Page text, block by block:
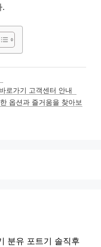
.
로가기 고객센터 안내
옵션과 즐거움을 찾아보
분유 포트기 솔직후